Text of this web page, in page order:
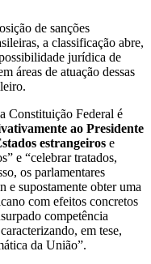
de sanções
a classificação abre,
jurídica de
áreas de atuação dessas
Constituição Federal é
ao Presidente
estrangeiros e
e “celebrar tratados,
os parlamentares
e supostamente obter uma
com efeitos concretos
competência
em tese,
da União”.